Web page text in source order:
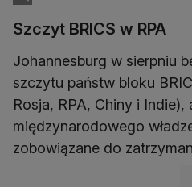
Szczyt BRICS w RPA
Johannesburg w sierpniu
szczytu państw bloku
Rosja, RPA, Chiny i Indie),
międzynarodowego
zobowiązane do